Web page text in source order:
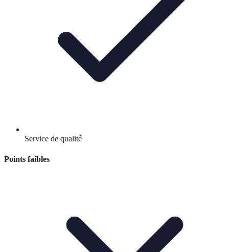
Service de qualité
Points faibles